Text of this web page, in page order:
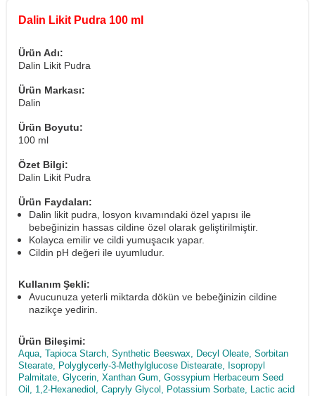
Dalin Likit Pudra 100 ml
Ürün Adı:
Dalin Likit Pudra
Ürün Markası:
Dalin
Ürün Boyutu:
100 ml
Özet Bilgi:
Dalin Likit Pudra
Ürün Faydaları:
Dalin likit pudra, losyon kıvamındaki özel yapısı ile
bebeğinizin hassas cildine özel olarak geliştirilmiştir.
Kolayca emilir ve cildi yumuşacık yapar.
Cildin pH değeri ile uyumludur.
Kullanım Şekli:
Avucunuza yeterli miktarda dökün ve bebeğinizin cildine
nazikçe yedirin.
Ürün Bileşimi:
Aqua, Tapioca Starch, Synthetic Beeswax, Decyl Oleate, Sorbitan
Stearate, Polyglycerly-3-Methylglucose Distearate, Isopropyl
Palmitate, Glycerin, Xanthan Gum, Gossypium Herbaceum Seed
Oil, 1,2-Hexanediol, Capryly Glycol, Potassium Sorbate, Lactic acid